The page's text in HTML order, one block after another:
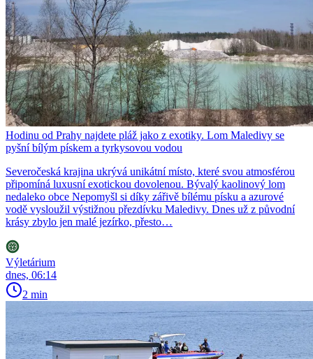
Hodinu od Prahy najdete pláž jako z exotiky. Lom Maledivy se
pyšní bílým pískem a tyrkysovou vodou
Severočeská krajina ukrývá unikátní místo, které svou atmosférou
připomíná luxusní exotickou dovolenou. Bývalý kaolinový lom
nedaleko obce Nepomyšl si díky zářivě bílému písku a azurové
vodě vysloužil výstižnou přezdívku Maledivy. Dnes už z původní
krásy zbylo jen malé jezírko, přesto…
Výletárium
dnes, 06:14
2 min